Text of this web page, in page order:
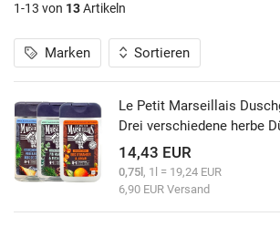
1-13 von 13Artikeln
Marken Sortieren
Le Petit Marseillais
Drei verschiedene herbe
14,43 EUR
0,75l , 1l = 19,24 EUR
6,90 EUR Versand